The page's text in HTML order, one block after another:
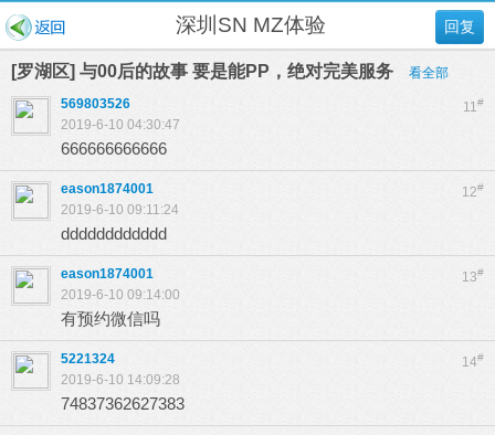
回复
深圳SN MZ体验
[罗湖区] 与00后的故事 要是能PP，绝对完美服务 看全部
11#
569803526
2019-6-10 04:30:47
666666666666
12#
eason1874001
2019-6-10 09:11:24
dddddddddddd
13#
eason1874001
2019-6-10 09:14:00
有预约微信吗
14#
5221324
2019-6-10 14:09:28
74837362627383